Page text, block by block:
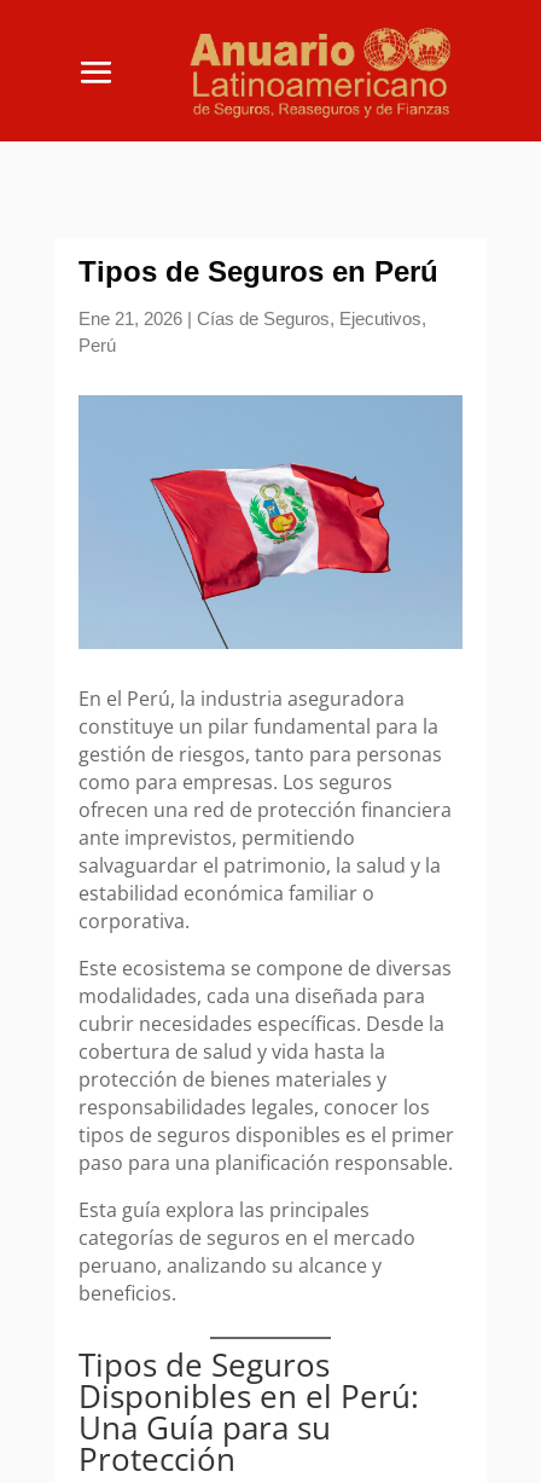
Tipos de Seguros en Perú
Ene 21, 2026| Cías de Seguros, Ejecutivos,
Perú
En el Perú, la industria aseguradora
constituye un pilar fundamental para la
gestión de riesgos, tanto para personas
como para empresas. Los seguros
ofrecen una red de protección financiera
ante imprevistos, permitiendo
salvaguardar el patrimonio, la salud y la
estabilidad económica familiar o
corporativa.
Este ecosistema se compone de diversas
modalidades, cada una diseñada para
cubrir necesidades específicas. Desde la
cobertura de salud y vida hasta la
protección de bienes materiales y
responsabilidades legales, conocer los
tipos de seguros disponibles es el primer
paso para una planificación responsable.
Esta guía explora las principales
categorías de seguros en el mercado
peruano, analizando su alcance y
beneficios.
Tipos de Seguros
Disponibles en el Perú:
Una Guía para su
Protección